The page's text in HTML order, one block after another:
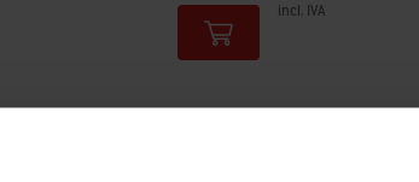
incl. IVA